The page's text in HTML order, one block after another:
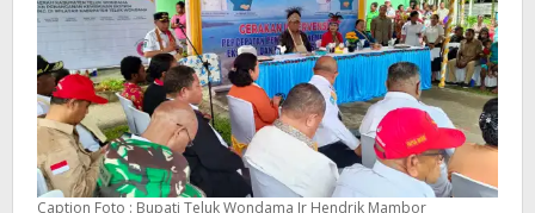
Caption Foto : Bupati Teluk Wondama Ir Hendrik Mambor